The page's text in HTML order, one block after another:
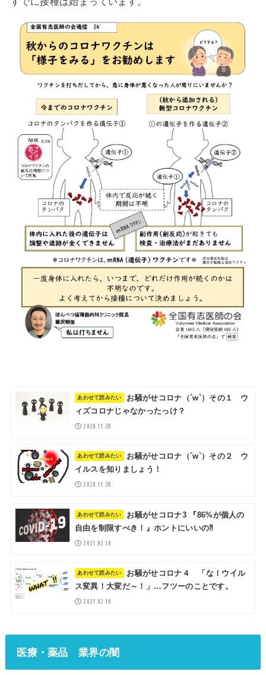
お騒がせコロナ（´w`）その１ ウ
ィズコロナじゃなかったっけ？
2020.11.28
お騒がせコロナ（´w`）その２ ウ
イルスを知りましょう！
2020.11.28
お騒がせコロナ3 『86%が個人の
自由を制限すべき！』ホントにいいの⁈
2021.02.10
お騒がせコロナ４ 「な！ウイル
ス変異！大変だ～！」…フツーのことです。
2021.02.10
医療・薬品 業界の闇